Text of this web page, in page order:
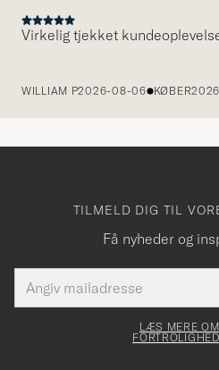
Virkelig tjekket
WILLIAM P2026-08-06 KØBER
TILMELD DIG TIL
Få nyheder og
mailadresse
skal
Tack
för
LÆS MERE